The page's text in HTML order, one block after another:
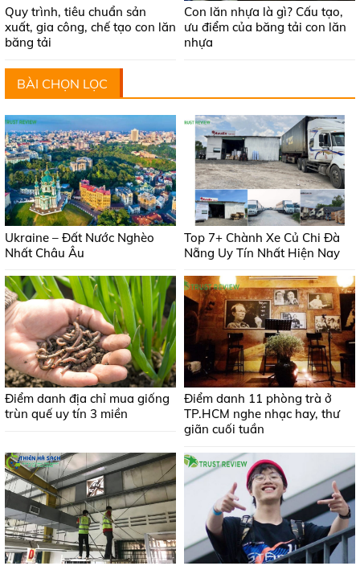
Quy trình, tiêu chuẩn sản
xuất, gia công, chế tạo con lăn
băng tải
Con lăn nhựa là gì? Cấu tạo,
ưu điểm của băng tải con lăn
nhựa
BÀI CHỌN LỌC
Ukraine – Đất Nước Nghèo
Nhất Châu Âu
Top 7+ Chành Xe Củ Chi Đà
Nẵng Uy Tín Nhất Hiện Nay
Điểm danh địa chỉ mua giống
trùn quế uy tín 3 miền
Điểm danh 11 phòng trà ở
TP.HCM nghe nhạc hay, thư
giãn cuối tuần